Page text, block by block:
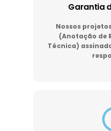
Garantia
Nossos
(Anotação de
Técnica)